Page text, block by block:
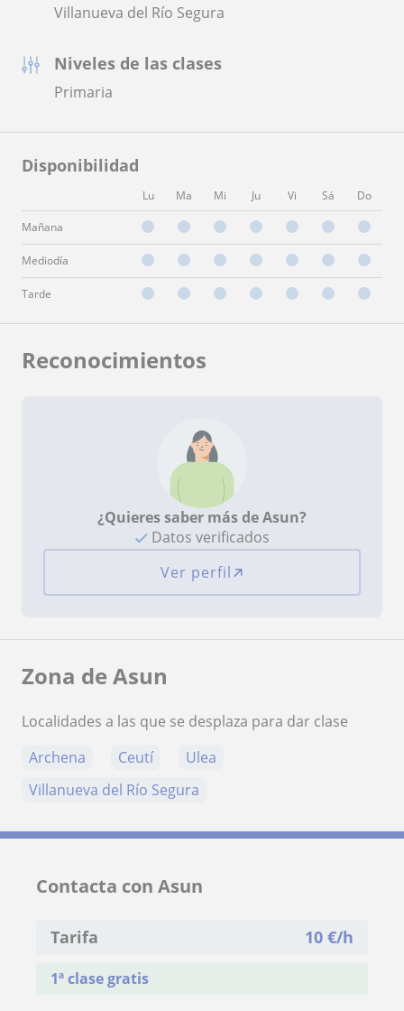
Villanueva del Río Segura
Niveles de las clases
Primaria
Disponibilidad
Lu Ma Mi Ju Vi Sá Do
Mañana
Mediodía
Tarde
Reconocimientos
¿Quieres saber más de Asun?
Datos verificados
Ver perfil
Zona de Asun
Localidades a las que se desplaza para dar clase
Archena
Ceutí
Ulea
Villanueva del Río Segura
Contacta con Asun
Tarifa 10 €/h
1ª clase gratis